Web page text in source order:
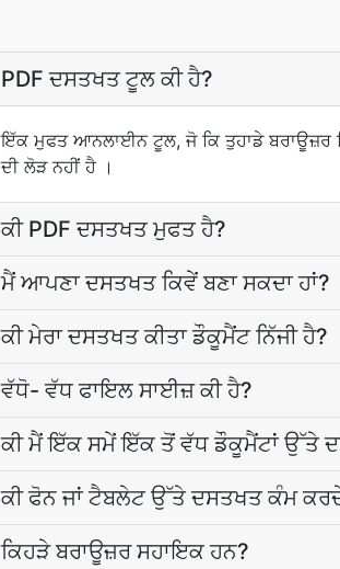
PDF ਦਸਤਖਤ ਟੂਲ ਕੀ ਹੈ?
ਇੱਕ ਮੁਫਤ ਆਨਲਾਈਨ ਟੂਲ, ਜੋ ਕਿ ਤੁਹਾਡੇ ਬਰਾਊਜ਼ਰ
ਦੀ ਲੋੜ ਨਹੀਂ ਹੈ ।
ਕੀ PDF ਦਸਤਖਤ ਮੁਫਤ ਹੈ?
ਮੈਂ ਆਪਣਾ ਦਸਤਖਤ ਕਿਵੇਂ ਬਣਾ ਸਕਦਾ ਹਾਂ?
ਕੀ ਮੇਰਾ ਦਸਤਖਤ ਕੀਤਾ ਡੌਕੂਮੈਂਟ ਨਿੱਜੀ ਹੈ?
ਵੱਧੋ- ਵੱਧ ਫਾਇਲ ਸਾਈਜ਼ ਕੀ ਹੈ?
ਕੀ ਮੈਂ ਇੱਕ ਸਮੇਂ ਇੱਕ ਤੋਂ ਵੱਧ ਡੌਕੂਮੈਂਟਾਂ ਉੱਤੇ
ਕੀ ਫੋਨ ਜਾਂ ਟੈਬਲੇਟ ਉੱਤੇ ਦਸਤਖਤ ਕੰਮ
ਕਿਹੜੇ ਬਰਾਊਜ਼ਰ ਸਹਾਇਕ ਹਨ?